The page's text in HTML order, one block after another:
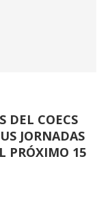
DEL COECS
JORNADAS
PRÓXIMO 15